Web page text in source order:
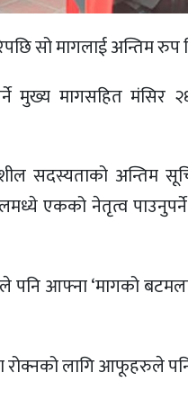
सो मागलाई अन्तिम रुप
मुख्य मागसहित मंसिर
सदस्यताको अन्तिम
एकको नेतृत्व
पनि आफ्ना ‘मागको
रोक्नको लागि आफूहरुले